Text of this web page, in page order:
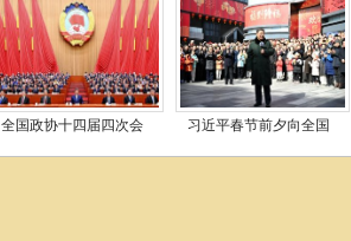
全国政协十四届四次会 习近平春节前夕向全国